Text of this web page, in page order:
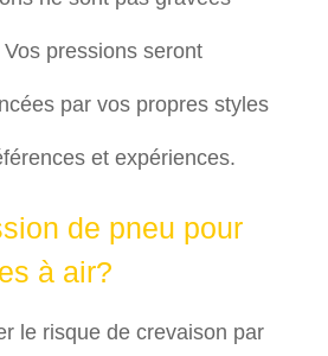
pressions seront
par vos propres styles
et expériences.
de pneu pour
à air?
le risque de crevaison par